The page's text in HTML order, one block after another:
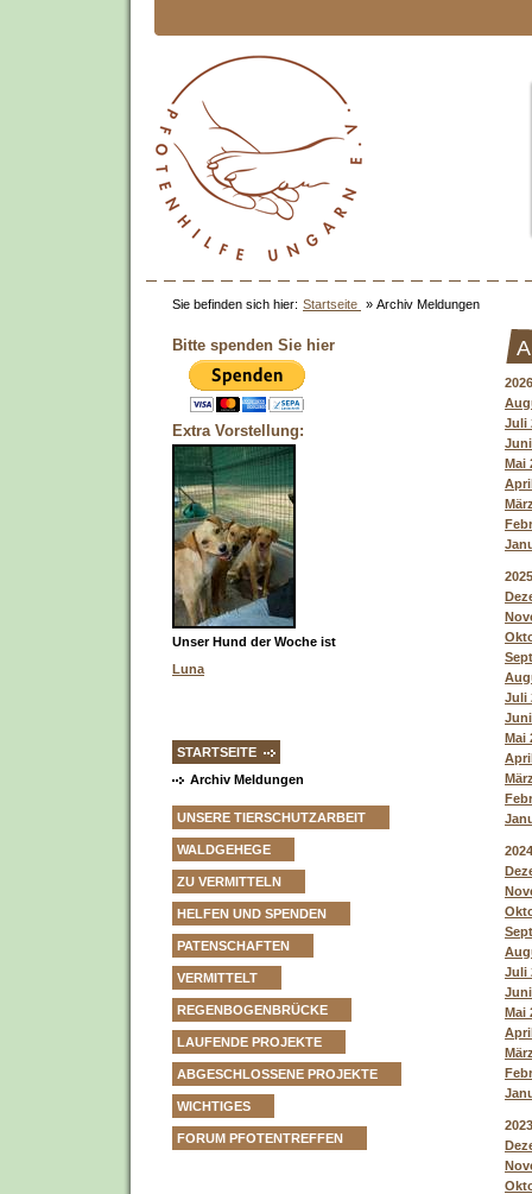
Sie befinden sich hier: Startseite » Archiv Meldungen
Bitte spenden Sie hier
Extra Vorstellung:
Unser Hund der Woche ist
Luna
STARTSEITE
Archiv Meldungen
UNSERE TIERSCHUTZARBEIT
WALDGEHEGE
ZU VERMITTELN
HELFEN UND SPENDEN
PATENSCHAFTEN
VERMITTELT
REGENBOGENBRÜCKE
LAUFENDE PROJEKTE
ABGESCHLOSSENE PROJEKTE
WICHTIGES
FORUM PFOTENTREFFEN
2026
Juli
Mai
2025
Juli
Mai
2024
Juli
Mai
2023